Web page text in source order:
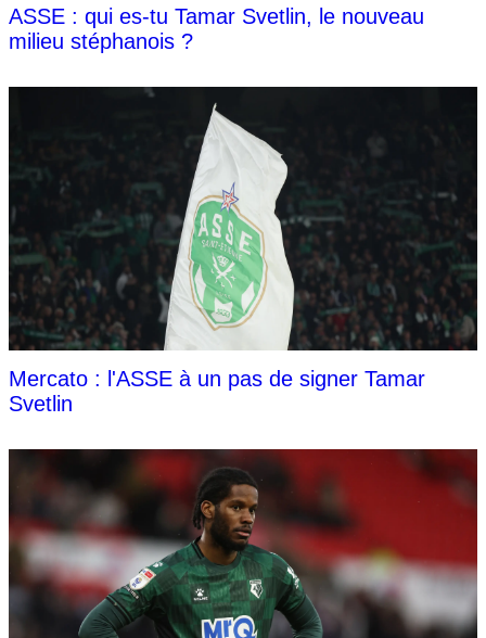
ASSE : qui es-tu Tamar Svetlin, le nouveau
milieu stéphanois ?
Mercato : l'ASSE à un pas de signer Tamar
Svetlin